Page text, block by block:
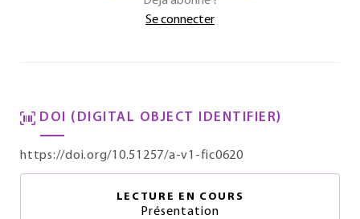
Se connecter
DOI (DIGITAL OBJECT IDENTIFIER)
https://doi.org/10.51257/a-v1-fic0620
LECTURE EN COURS
Présentation